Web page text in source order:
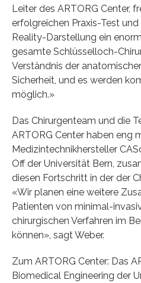
Leiter des ARTORG Center,
erfolgreichen Praxis-Test
Reality-Darstellung ein
gesamte Schlüsselloch-
Verständnis der
Sicherheit, und es werden
möglich.»
Das Chirurgenteam und die
ARTORG Center haben eng
Medizintechnikhersteller
Off der Universität Bern,
diesen Fortschritt in der der
«Wir planen eine weitere
Patienten von minimal-
chirurgischen Verfahren im
können», sagt Weber.
Zum ARTORG Center: Das
Biomedical Engineering der